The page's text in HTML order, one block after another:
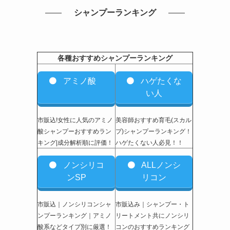
シャンプーランキング
各種おすすめシャンプーランキング
アミノ酸
市販込!女性に人気のアミノ
酸シャンプーおすすめラン
キング|成分解析順に評価！
ハゲたくな
い人
美容師おすすめ育毛(スカル
プ)シャンプーランキング！
ハゲたくない人必見！！
ノンシリコ
ンSP
市販込｜ノンシリコンシャ
ンプーランキング｜アミノ
酸系などタイプ別に厳選！
ALLノンシ
リコン
市販込み｜シャンプー・ト
リートメント共にノンシリ
コンのおすすめランキング